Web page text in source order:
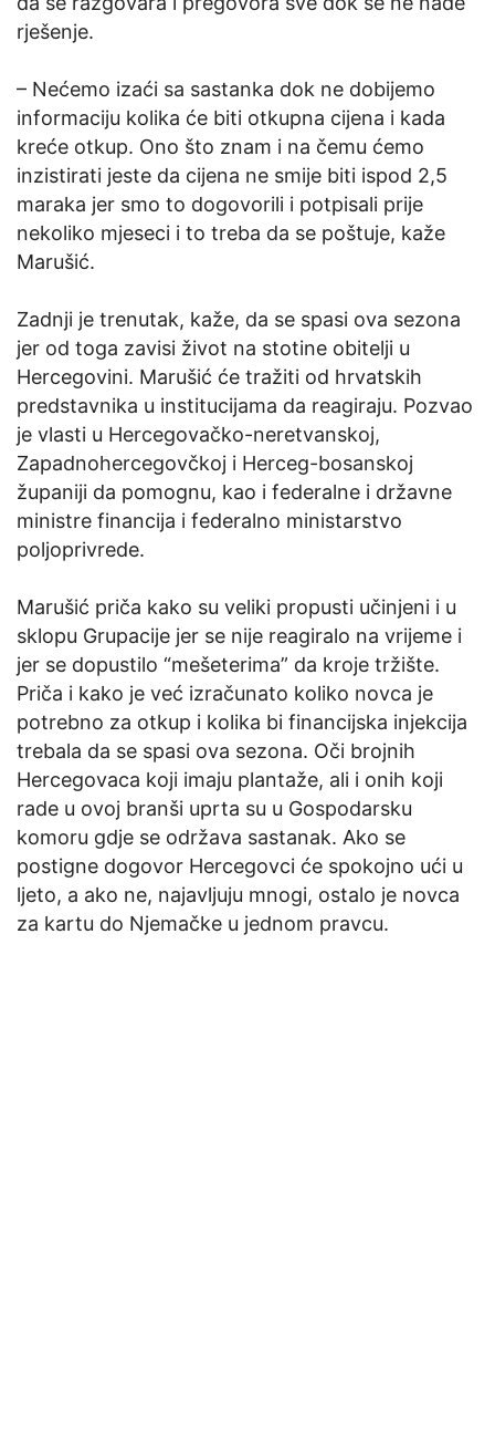
rješenje.
– Nećemo izaći sa sastanka dok ne dobijemo
informaciju kolika će biti otkupna cijena i kada
kreće otkup. Ono što znam i na čemu ćemo
inzistirati jeste da cijena ne smije biti ispod 2,5
maraka jer smo to dogovorili i potpisali prije
nekoliko mjeseci i to treba da se poštuje, kaže
Marušić.
Zadnji je trenutak, kaže, da se spasi ova sezona
jer od toga zavisi život na stotine obitelji u
Hercegovini. Marušić će tražiti od hrvatskih
predstavnika u institucijama da reagiraju. Pozvao
je vlasti u Hercegovačko-neretvanskoj,
Zapadnohercegovčkoj i Herceg-bosanskoj
županiji da pomognu, kao i federalne i državne
ministre financija i federalno ministarstvo
poljoprivrede.
Marušić priča kako su veliki propusti učinjeni i u
sklopu Grupacije jer se nije reagiralo na vrijeme i
jer se dopustilo “mešeterima” da kroje tržište.
Priča i kako je već izračunato koliko novca je
potrebno za otkup i kolika bi financijska injekcija
trebala da se spasi ova sezona. Oči brojnih
Hercegovaca koji imaju plantaže, ali i onih koji
rade u ovoj branši uprta su u Gospodarsku
komoru gdje se održava sastanak. Ako se
postigne dogovor Hercegovci će spokojno ući u
ljeto, a ako ne, najavljuju mnogi, ostalo je novca
za kartu do Njemačke u jednom pravcu.